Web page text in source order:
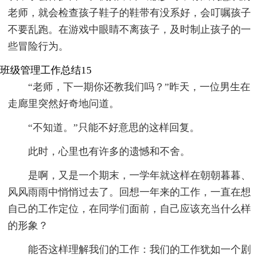
老师，就会检查孩子鞋子的鞋带有没系好，会叮嘱孩子
不要乱跑。在游戏中眼睛不离孩子，及时制止孩子的一
些冒险行为。
班级管理工作总结15
“老师，下一期你还教我们吗？”昨天，一位男生在
走廊里突然好奇地问道。
“不知道。”只能不好意思的这样回复。
此时，心里也有许多的遗憾和不舍。
是啊，又是一个期末，一学年就这样在朝朝暮暮、
风风雨雨中悄悄过去了。回想一年来的工作，一直在想
自己的工作定位，在同学们面前，自己应该充当什么样
的形象？
能否这样理解我们的工作：我们的工作犹如一个剧